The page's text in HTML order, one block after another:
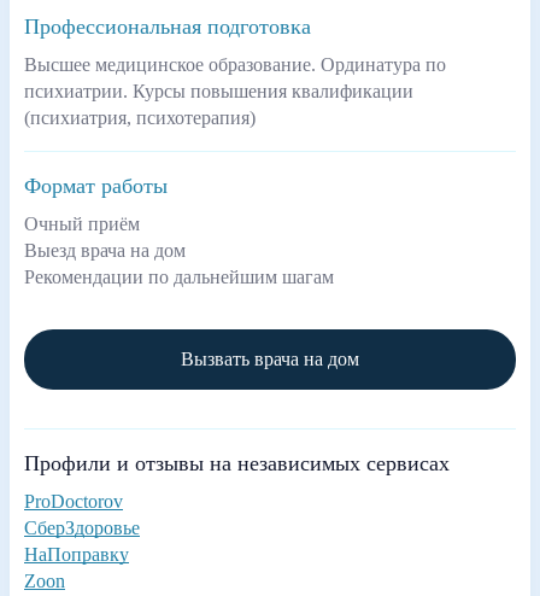
Профессиональная подготовка
Высшее медицинское образование. Ординатура по
психиатрии. Курсы повышения квалификации
(психиатрия, психотерапия)
Формат работы
Очный приём
Выезд врача на дом
Рекомендации по дальнейшим шагам
Вызвать врача на дом
Профили и отзывы на независимых сервисах
ProDoctorov
СберЗдоровье
НаПоправку
Zoon